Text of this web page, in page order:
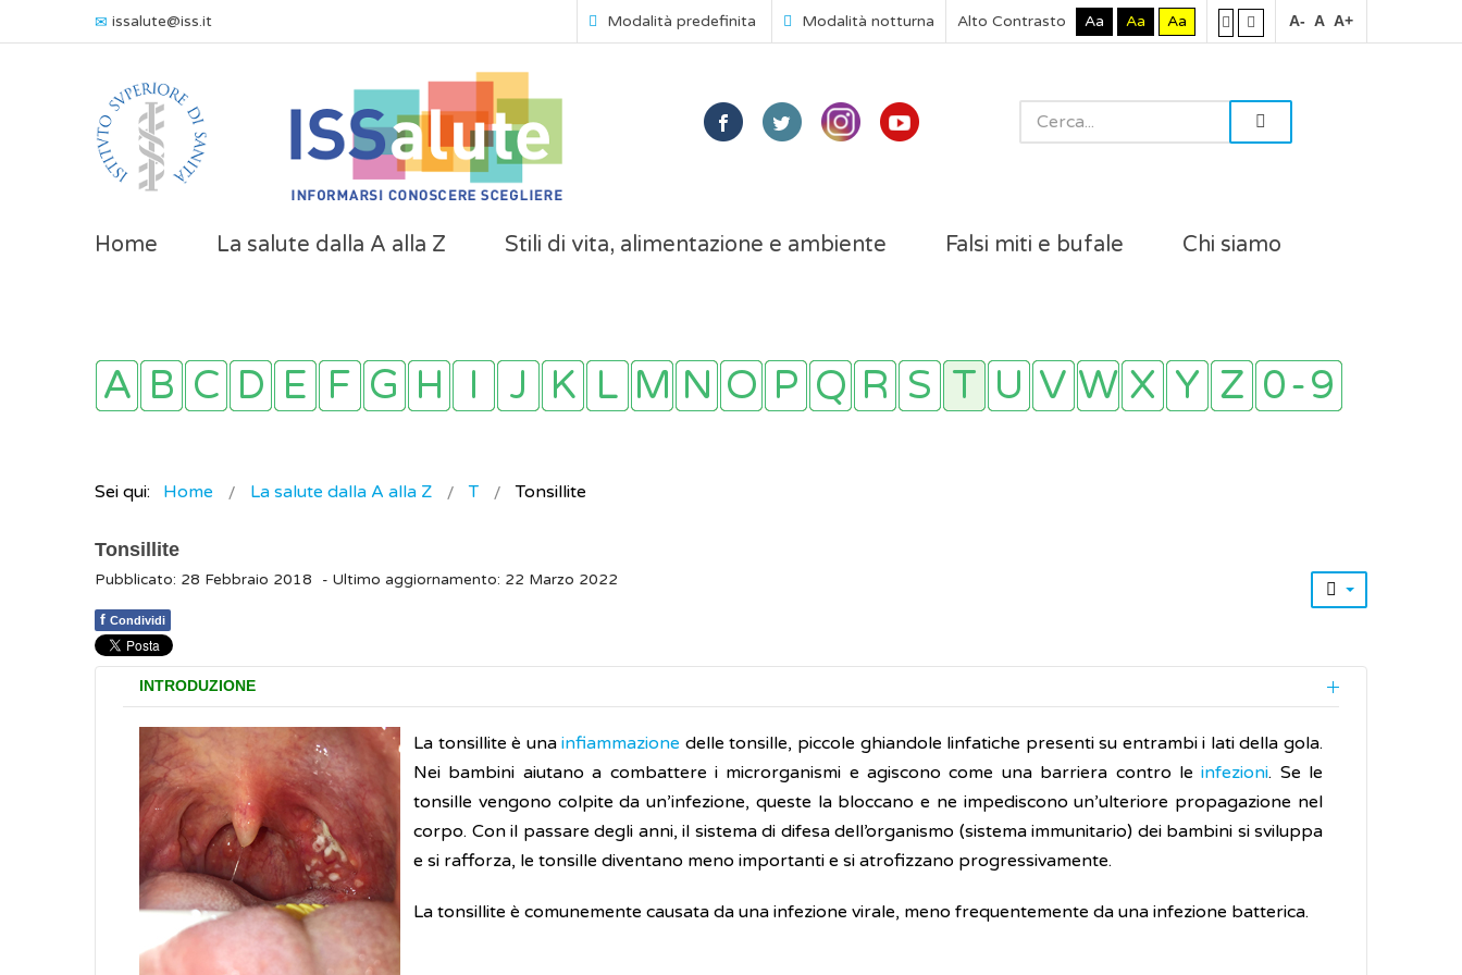
issalute@iss.it Modalità predefinita Modalità notturna Alto Contrasto Aa Aa Aa A- A A+
Home La salute dalla A alla Z Stili di vita, alimentazione e ambiente Falsi miti e bufale Chi siamo
Sei qui: Home La salute dalla A alla Z T Tonsillite
Tonsillite
Pubblicato: 28 Febbraio 2018 - Ultimo aggiornamento: 22 Marzo 2022
f Condividi
INTRODUZIONE
La tonsillite è unainfiammazione delle tonsille, piccole ghiandole linfatiche presenti su entrambi i lati della gola.
Nei bambini aiutano a combattere i microrganismi e agiscono come una barriera contro leinfezioni. Se le
tonsille vengono colpite da un’infezione, queste la bloccano e ne impediscono un’ulteriore propagazione nel
corpo. Con il passare degli anni, il sistema di difesa dell’organismo (sistema immunitario) dei bambini si sviluppa
e si rafforza, le tonsille diventano meno importanti e si atrofizzano progressivamente.
La tonsillite è comunemente causata da una infezione virale, meno frequentemente da una infezione batterica.